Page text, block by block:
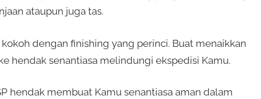
ataupun juga tas.
dengan finishing yang perinci. Buat menaikkan
hendak senantiasa melindungi ekspedisi Kamu.
hendak membuat Kamu senantiasa aman dalam